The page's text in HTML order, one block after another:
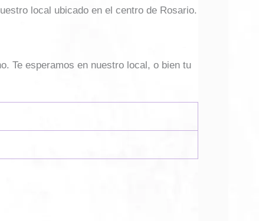
local ubicado en el centro de Rosario.
Te esperamos en nuestro local, o bien tu